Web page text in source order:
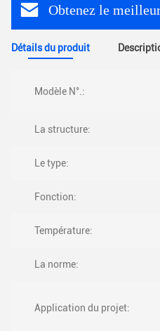
Obtenez le
Détails du produit
Modèle N°.:
La structure:
Le type:
Fonction:
Température:
La norme:
Application du projet: